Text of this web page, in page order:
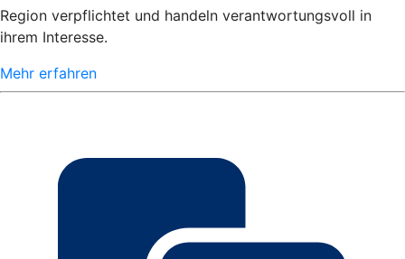
Region verpflichtet und handeln verantwortungsvoll in
ihrem Interesse.
Mehr erfahren